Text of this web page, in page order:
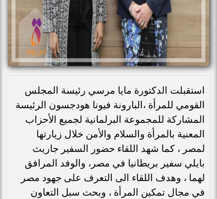
استقبلت الدكتورة مايا مرسي رئيسة المجلس
القومي للمرأة ،البارونة فيونا هودجسون الرئيسة
المشاركة للمجموعة البرلمانية لجميع الأحزاب
المعنية بالمرأة والسلام والأمن خلال زيارتها
لمصر ، كما شهد اللقاء حضور السفير جاريث
بايلي سفير بريطانيا في مصر، والوفد المرافق
لهما ، وهدف اللقاء الى التعرف على جهود مصر
في مجال تمكين المرأة ، وبحث سبل التعاون